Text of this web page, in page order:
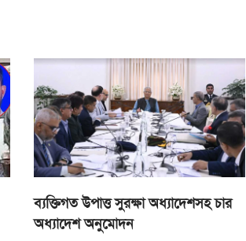
ব্যক্তিগত উপাত্ত সুরক্ষা অধ্যাদেশসহ চার
অধ্যাদেশ অনুমোদন